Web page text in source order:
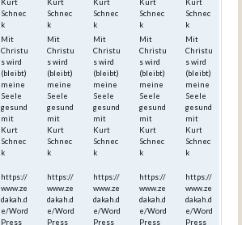
Schnec
k
Mit
Christu
s wird
(bleibt)
meine
Seele
gesund
mit
Kurt
Schnec
k
https://
www.ze
dakah.d
e/Word
Press_
Schnec
k
Mit
Christu
s wird
(bleibt)
meine
Seele
gesund
mit
Kurt
Schnec
k
https://
www.ze
dakah.d
e/Word
Press_
Schnec
k
Mit
Christu
s wird
(bleibt)
meine
Seele
gesund
mit
Kurt
Schnec
k
https://
www.ze
dakah.d
e/Word
Press_
Schnec
k
Mit
Christu
s wird
(bleibt)
meine
Seele
gesund
mit
Kurt
Schnec
k
https://
www.ze
dakah.d
e/Word
Press_
Schnec
k
Mit
Christu
s wird
(bleibt)
meine
Seele
gesund
mit
Kurt
Schnec
k
https://
www.ze
dakah.d
e/Word
Press_